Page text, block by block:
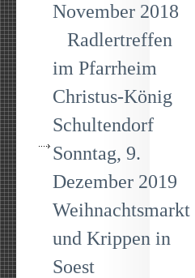
November 2018
Radlertreffen
im Pfarrheim
Christus-König
Schultendorf
Sonntag, 9.
Dezember 2019
Weihnachtsmarkt
und Krippen in
Soest